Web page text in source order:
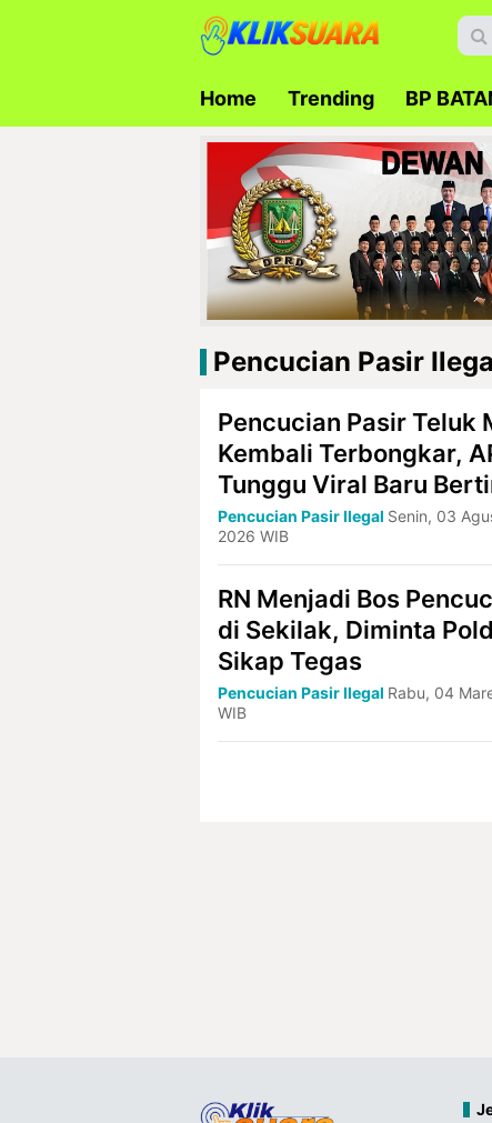
Home Trending BP
Pencucian Pasir
Pencucian Pasir Teluk
Kembali Terbongkar,
Tunggu Viral Baru
Pencucian Pasir Ilegal Senin, 03
2026 WIB
RN Menjadi Bos
di Sekilak, Diminta
Sikap Tegas
Pencucian Pasir Ilegal Rabu, 04
WIB